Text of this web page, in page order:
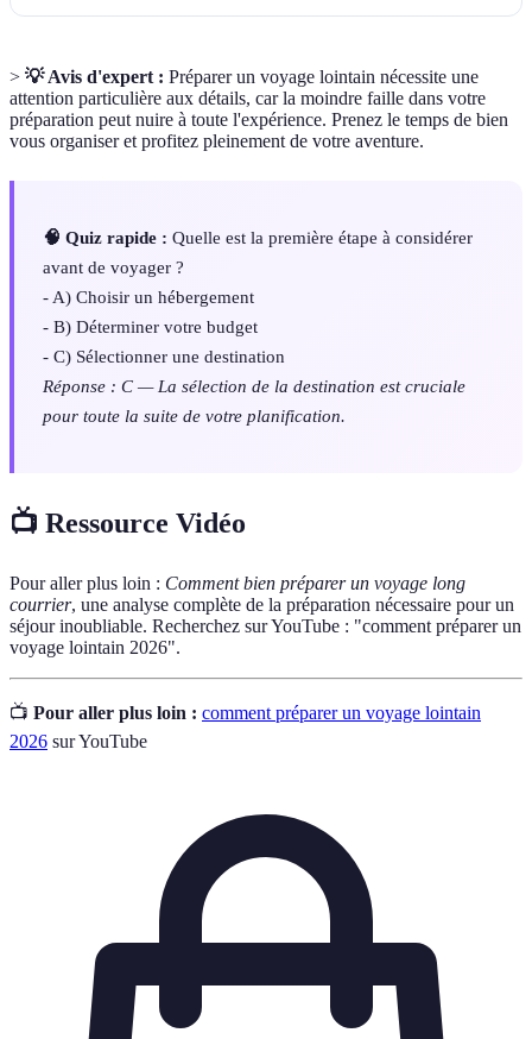
> 💡 Avis d'expert : Préparer un voyage lointain nécessite une
attention particulière aux détails, car la moindre faille dans votre
préparation peut nuire à toute l'expérience. Prenez le temps de bien
vous organiser et profitez pleinement de votre aventure.
🧠 Quiz rapide : Quelle est la première étape à considérer
avant de voyager ?
- A) Choisir un hébergement
- B) Déterminer votre budget
- C) Sélectionner une destination
Réponse : C — La sélection de la destination est cruciale
pour toute la suite de votre planification.
📺 Ressource Vidéo
Pour aller plus loin : Comment bien préparer un voyage long
courrier, une analyse complète de la préparation nécessaire pour un
séjour inoubliable. Recherchez sur YouTube : "comment préparer un
voyage lointain 2026".
📺 Pour aller plus loin : comment préparer un voyage lointain
2026 sur YouTube